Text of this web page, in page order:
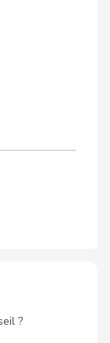
?